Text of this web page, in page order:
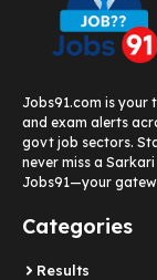
Jobs91.com is your
and exam alerts
govt job sectors.
never miss a
Jobs91—your
Categories
Results